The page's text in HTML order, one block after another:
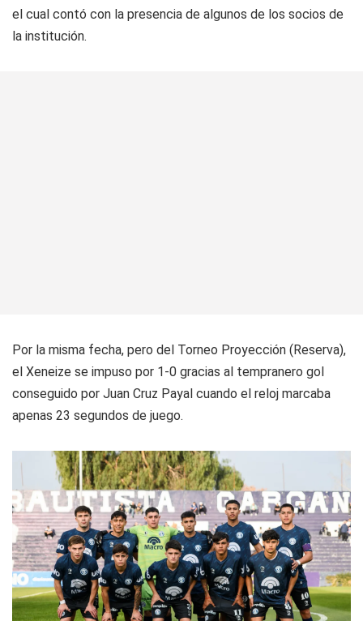
el cual contó con la presencia de algunos de los socios de
la institución.
Por la misma fecha, pero del Torneo Proyección (Reserva),
el Xeneize se impuso por 1-0 gracias al tempranero gol
conseguido por Juan Cruz Payal cuando el reloj marcaba
apenas 23 segundos de juego.